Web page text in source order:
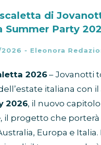
di
Summer Party
- Eleonora
2026 – Jovanotti
italiana con il
2026, il nuovo
, il progetto che porterà
Europa e Italia.